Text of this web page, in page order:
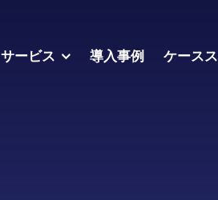
サービス 導入事例 ケース